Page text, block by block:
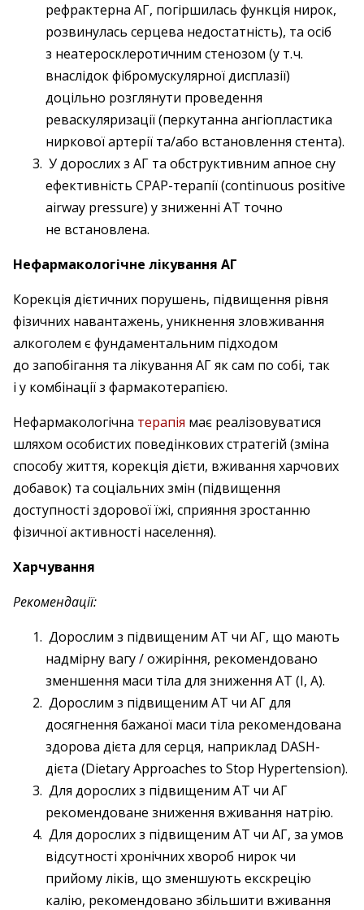
рефрактерна АГ, погіршилась функція нирок,
розвинулась серцева недостатність), та осіб
з неатеросклеротичним стенозом (у т. ч.
внаслідок фібромускулярної дисплазії)
доцільно розглянути проведення
реваскуляризації (перкутанна ангіопластика
ниркової артерії та/або встановлення стента).
У дорослих з АГ та обструктивним апное сну
ефективність CPAP-терапії (continuous positive
airway pressure) у зниженні АТ точно
не встановлена.
Нефармакологічне лікування АГ
Корекція дієтичних порушень, підвищення рівня
фізичних навантажень, уникнення зловживання
алкоголем є фундаментальним підходом
до запобігання та лікування АГ як сам по собі, так
і у комбінації з фармакотерапією.
Нефармакологічна терапія має реалізовуватися
шляхом особистих поведінкових стратегій (зміна
способу життя, корекція дієти, вживання харчових
добавок) та соціальних змін (підвищення
доступності здорової їжі, сприяння зростанню
фізичної активності населення).
Харчування
Рекомендації:
Дорослим з підвищеним АТ чи АГ, що мають
надмірну вагу / ожиріння, рекомендовано
зменшення маси тіла для зниження АТ (І, А).
Дорослим з підвищеним АТ чи АГ для
досягнення бажаної маси тіла рекомендована
здорова дієта для серця, наприклад DASH-
дієта (Dietary Approaches to Stop Hypertension).
Для дорослих з підвищеним АТ чи АГ
рекомендоване зниження вживання натрію.
Для дорослих з підвищеним АТ чи АГ, за умов
відсутності хронічних хвороб нирок чи
прийому ліків, що зменшують екскрецію
калію, рекомендовано збільшити вживання